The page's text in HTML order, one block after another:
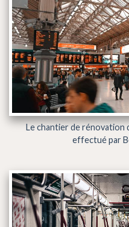
Le chantier de rénovation
effectué par